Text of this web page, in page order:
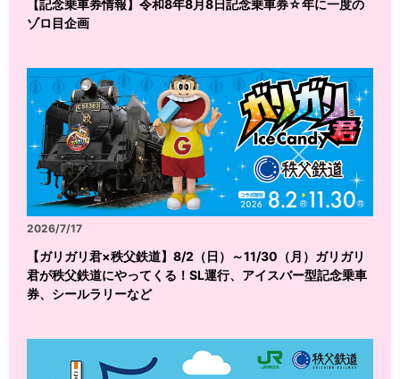
【記念乗車券情報】令和8年8月8日記念乗車券☆年に一度の
ゾロ目企画
2026/7/17
【ガリガリ君×秩父鉄道】8/2（日）～11/30（月）ガリガリ
君が秩父鉄道にやってくる！SL運行、アイスバー型記念乗車
券、シールラリーなど